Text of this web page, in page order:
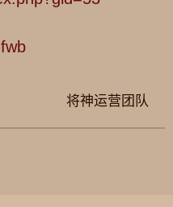
将神运营团队